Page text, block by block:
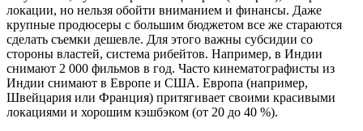
локации, но нельзя обойти вниманием и финансы. Даже
крупные продюсеры с большим бюджетом все же стараются
сделать съемки дешевле. Для этого важны субсидии со
стороны властей, система рибейтов. Например, в Индии
снимают 2 000 фильмов в год. Часто кинематографисты из
Индии снимают в Европе и США. Европа (например,
Швейцария или Франция) притягивает своими красивыми
локациями и хорошим кэшбэком (от 20 до 40 %).